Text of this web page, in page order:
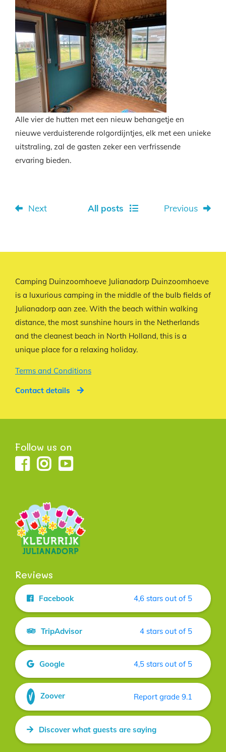
Alle vier de hutten met een nieuw behangetje en
nieuwe verduisterende rolgordijntjes, elk met een unieke
uitstraling, zal de gasten zeker een verfrissende
ervaring bieden.
Next All posts Previous
Camping Duinzoomhoeve Julianadorp Duinzoomhoeve
is a luxurious camping in the middle of the bulb fields of
Julianadorp aan zee. With the beach within walking
distance, the most sunshine hours in the Netherlands
and the cleanest beach in North Holland, this is a
unique place for a relaxing holiday.
Terms and Conditions
Contact details
Follow us on
Reviews
Facebook 4,6 stars out of 5
TripAdvisor 4 stars out of 5
Google 4,5 stars out of 5
Zoover Report grade 9.1
Discover what guests are saying